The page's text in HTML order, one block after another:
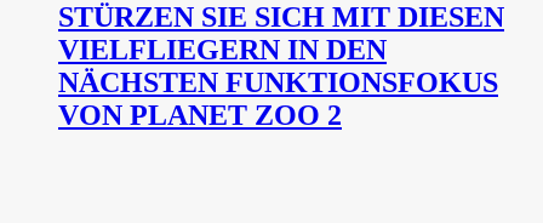
STÜRZEN SIE SICH MIT DIESEN
VIELFLIEGERN IN DEN
NÄCHSTEN FUNKTIONSFOKUS
VON PLANET ZOO 2